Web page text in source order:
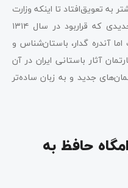
به تعویق‌افتاد تا اینکه وزارت
آموزش و پرورش توسط ساختمان جدیدی که قراربود در سال ۱۳۱۴
آندره گدار، باستان‌شناس و
آثار باستانی ایران در آن
جدید و به زبان ساده‌تر
حافظ به